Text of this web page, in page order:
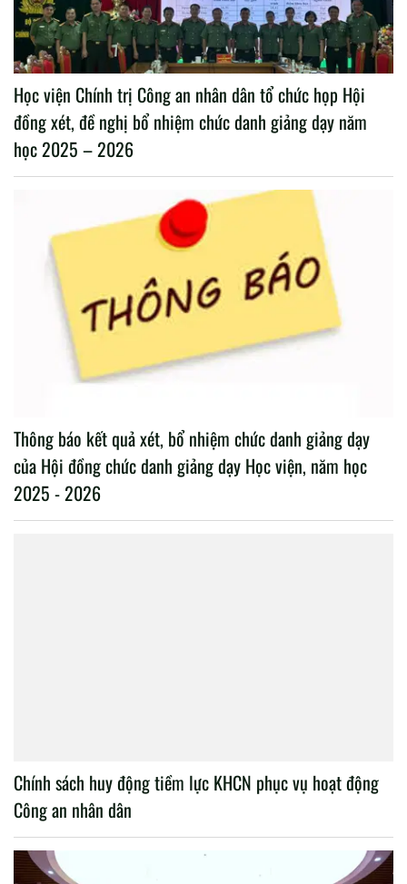
Học viện Chính trị Công an nhân dân tổ chức họp Hội
đồng xét, đề nghị bổ nhiệm chức danh giảng dạy năm
học 2025 – 2026
Thông báo kết quả xét, bổ nhiệm chức danh giảng dạy
của Hội đồng chức danh giảng dạy Học viện, năm học
2025 - 2026
Chính sách huy động tiềm lực KHCN phục vụ hoạt động
Công an nhân dân